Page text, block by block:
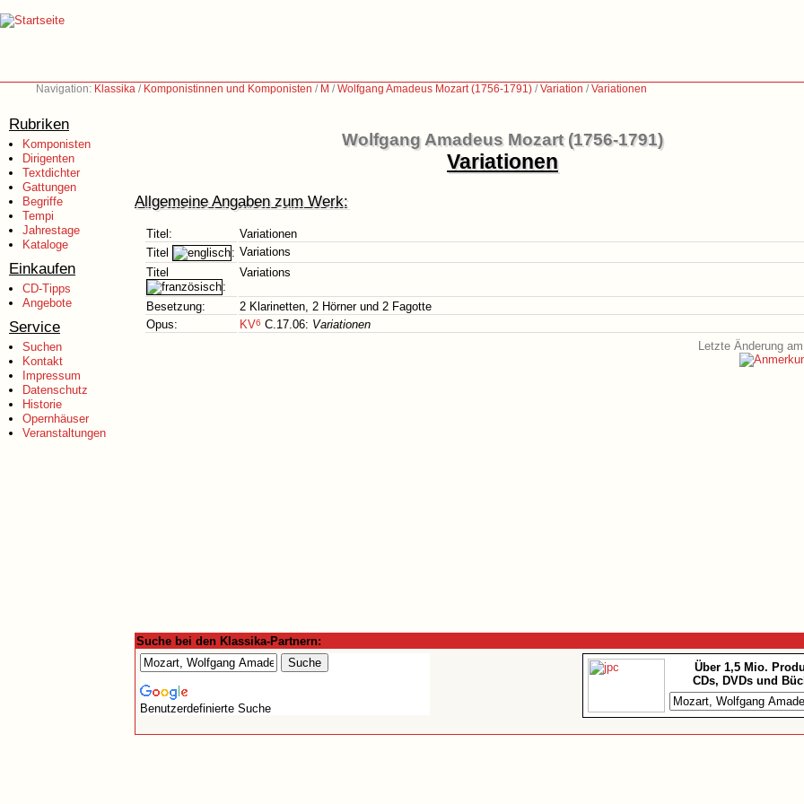
Navigation: Klassika / Komponistinnen und Komponisten / M /Wolfgang Amadeus Mozart (1756-1791) /Variation /Variationen
Rubriken
Komponisten
Dirigenten
Textdichter
Gattungen
Begriffe
Tempi
Jahrestage
Kataloge
Einkaufen
CD-Tipps
Angebote
Service
Suchen
Kontakt
Impressum
Datenschutz
Historie
Opernhäuser
Veranstaltungen
Wolfgang Amadeus Mozart (1756-1791)
Variationen
Allgemeine Angaben zum Werk:
Titel:
Variationen
Titel
: Variations
Titel
:
Variations
Besetzung:
2 Klarinetten, 2 Hörner und 2 Fagotte
Opus:
KV6 C.17.06: Variationen
Letzte Änderung
Suche bei den Klassika-Partnern:
Benutzerdefinierte Suche
Über 1,5 Mio.
CDs, DVDs und